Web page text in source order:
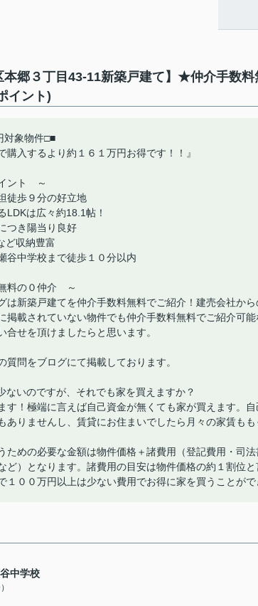
本郷３丁目43-11新築戸建て】★仲介手数
イント)
対象物件□■
購入するより約１６１万円お得です！！』
ント ～
徒歩９分の好立地
は広々約18.1帖！
つき陽当り良好
ど収納豊富
谷中学校まで徒歩１０分以内
料の０仲介 ～
は新築戸建てを仲介手数料無料でご紹介！建売会社か
掲載されていない物件でも仲介手数料無料でご紹介可
合せを頂けましたらと思います。
問をブログにて掲載しております。
ないのですが、それでも家を買えますか？
す！極端に言えば自己資金が無くても家が買えます。
ありませんし、賃貸にお住まいでしたら月々の家賃もも
ための必要な金額は物件価格＋諸費用（登記費用・司
ど）となります。諸費用の目安は物件価格の約１割位
１００万円以上は少ない費用でお得に家を買うことがで
中学校